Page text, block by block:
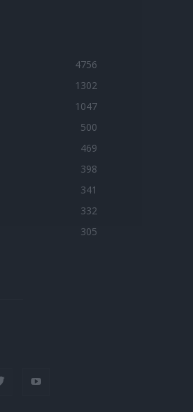
4756
1302
1047
500
469
398
341
332
305